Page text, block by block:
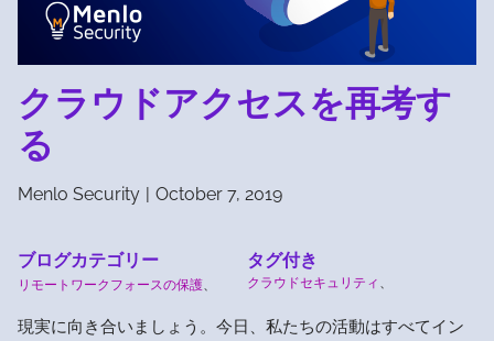
クラウドアクセスを再考す
る
Menlo Security | October 7, 2019
ブログカテゴリー
リモートワークフォースの保護、
タグ付き
クラウドセキュリティ 、
現実に向き合いましょう。今日、私たちの活動はすべてイン